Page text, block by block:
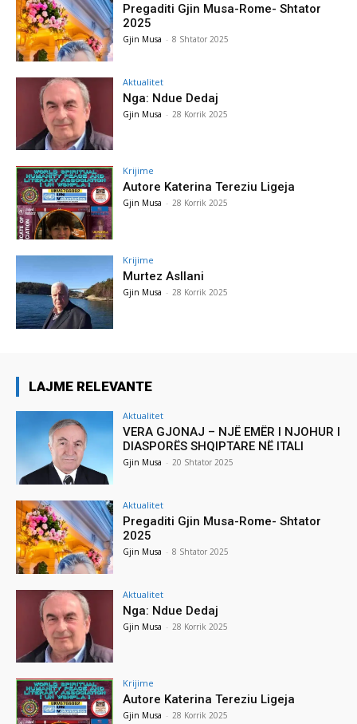
Pregaditi Gjin Musa-Rome- Shtator
2025
Gjin Musa - 8 Shtator 2025
Aktualitet
Nga: Ndue Dedaj
Gjin Musa - 28 Korrik 2025
Krijime
Autore Katerina Tereziu Ligeja
Gjin Musa - 28 Korrik 2025
Krijime
Murtez Asllani
Gjin Musa - 28 Korrik 2025
LAJME RELEVANTE
Aktualitet
VERA GJONAJ – NJË EMËR I NJOHUR I
DIASPORËS SHQIPTARE NË ITALI
Gjin Musa - 20 Shtator 2025
Aktualitet
Pregaditi Gjin Musa-Rome- Shtator
2025
Gjin Musa - 8 Shtator 2025
Aktualitet
Nga: Ndue Dedaj
Gjin Musa - 28 Korrik 2025
Krijime
Autore Katerina Tereziu Ligeja
Gjin Musa - 28 Korrik 2025